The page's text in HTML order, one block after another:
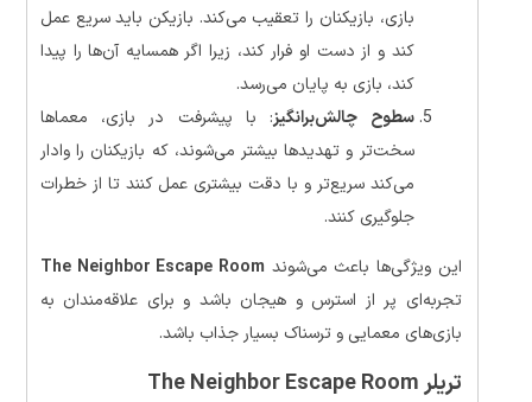
بازی، بازیکنان را تعقیب می‌کند. بازیکن باید سریع عمل
کند و از دست او فرار کند، زیرا اگر همسایه آن‌ها را پیدا
کند، بازی به پایان می‌رسد.
سطوح چالش‌برانگیز: با پیشرفت در بازی، معماها
سخت‌تر و تهدیدها بیشتر می‌شوند، که بازیکنان را وادار
می‌کند سریع‌تر و با دقت بیشتری عمل کنند تا از خطرات
جلوگیری کنند.
این ویژگی‌ها باعث می‌شوند The Neighbor Escape Room
تجربه‌ای پر از استرس و هیجان باشد و برای علاقه‌مندان به
بازی‌های معمایی و ترسناک بسیار جذاب باشد.
تریلرThe Neighbor Escape Room